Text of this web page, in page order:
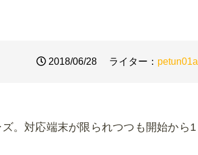
2018/06/28 ライター： petun01a
。対応端末が限られつつも開始から1